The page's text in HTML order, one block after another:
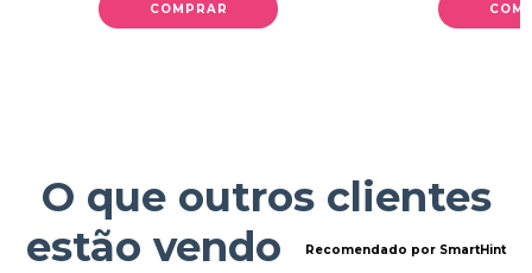
COMPRAR
O que outros clientes
estão vendo
Recomendado por SmartHint